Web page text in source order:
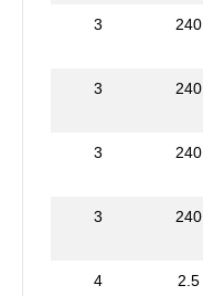
3 240
3 240
3 240
3 240
4 2.5